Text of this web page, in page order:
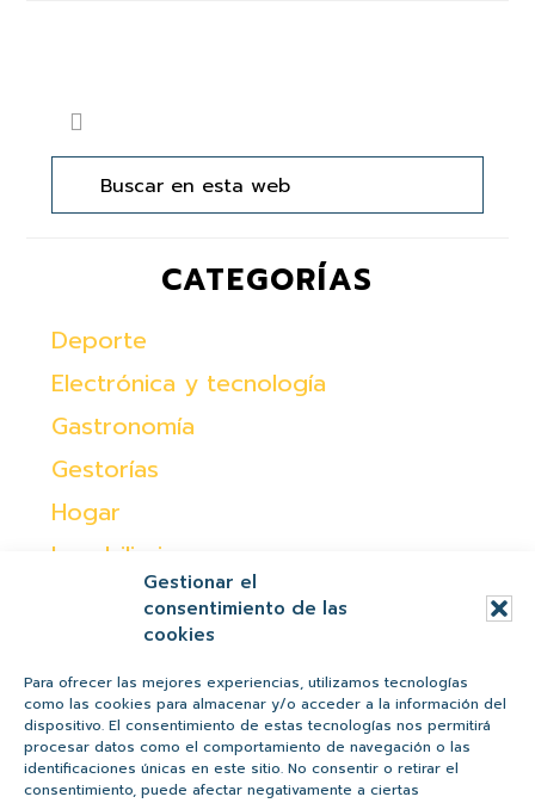
Gestionar el
consentimiento de las
cookies
Para ofrecer las mejores experiencias, utilizamos tecnologías
como las cookies para almacenar y/o acceder a la información del
dispositivo. El consentimiento de estas tecnologías nos permitirá
procesar datos como el comportamiento de navegación o las
identificaciones únicas en este sitio. No consentir o retirar el
consentimiento, puede afectar negativamente a ciertas
lateral
principal
Buscar
en
web
CATEGORÍAS
Deporte
Electrónica y tecnología
Gastronomía
Gestorías
Hogar
Inmobiliaria
Otras
Peques
Regalos